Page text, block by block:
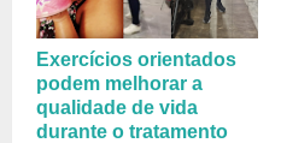
Exercícios orientados
podem melhorar a
qualidade de vida
durante o tratamento